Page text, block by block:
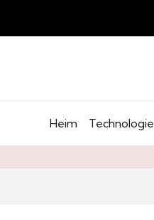
Heim Technologie